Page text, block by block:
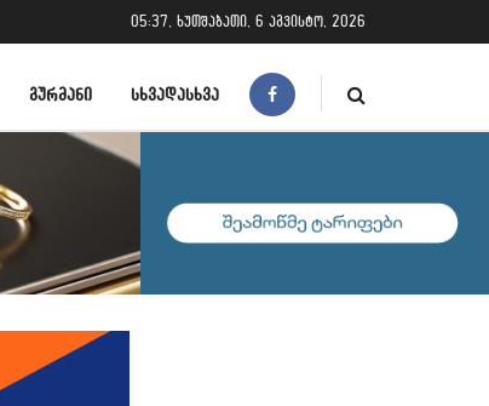
05:37, ხუთშაბათი, 6 აგვისტო, 2026
ᲒᲣᲠᲛᲐᲜᲘ ᲡᲮᲕᲐᲓᲐᲡᲮᲕᲐ